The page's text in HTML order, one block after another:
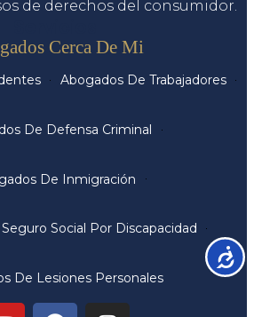
de derechos del consumidor.
Cerca De Mi
Abogados De Trabajadores
De Defensa Criminal
De Inmigración
Social Por Discapacidad
De Lesiones Personales